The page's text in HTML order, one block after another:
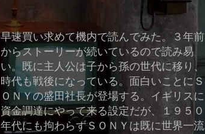
早速買い求めて機内で読んでみた。３年前
からストーリーが続いているので読み易
い。既に主人公は子から孫の世代に移り、
時代も戦後になっている。面白いことにＳ
ＯＮＹの盛田社長が登場する。イギリスに
資金調達にやって来る設定だが、１９５０
年代にも拘わらずＳＯＮＹは既に世界一流